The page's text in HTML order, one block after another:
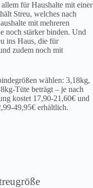
für Haushalte mit einer
Streu, welches nach
mit mehreren
noch stärker binden. Und
ins Haus, die für
zudem noch mit
wählen: 3,18kg,
Tüte beträgt – je nach
kostet 17,90-21,60€ und
49,95€ erhältlich.